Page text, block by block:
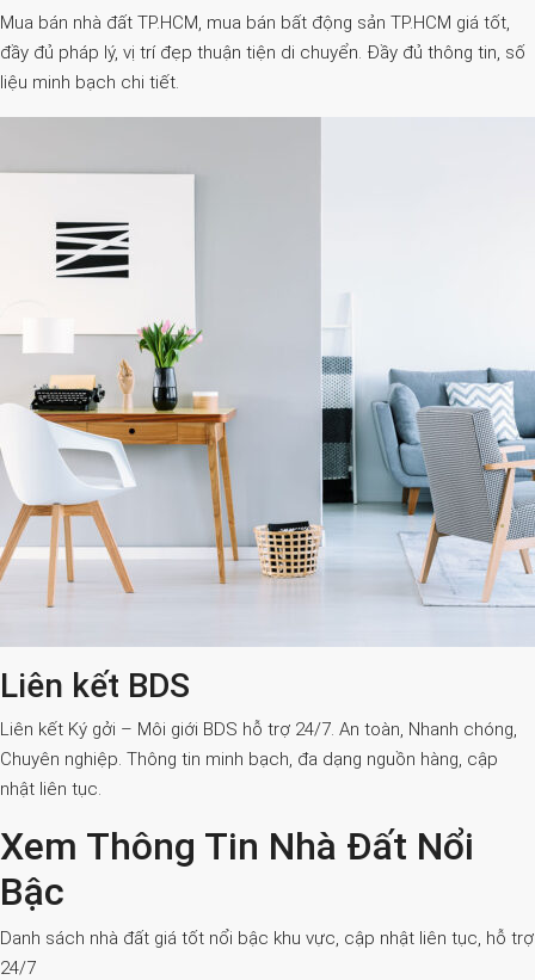
Mua bán nhà đất TP.HCM, mua bán bất động sản TP.HCM giá tốt,
đầy đủ pháp lý, vị trí đẹp thuận tiện di chuyển. Đầy đủ thông tin, số
liệu minh bạch chi tiết.
Liên kết BDS
Liên kết Ký gởi – Môi giới BDS hỗ trợ 24/7. An toàn, Nhanh chóng,
Chuyên nghiệp. Thông tin minh bạch, đa dạng nguồn hàng, cập
nhật liên tục.
Xem Thông Tin Nhà Đất Nổi
Bậc
Danh sách nhà đất giá tốt nổi bậc khu vực, cập nhật liên tục, hỗ trợ
24/7